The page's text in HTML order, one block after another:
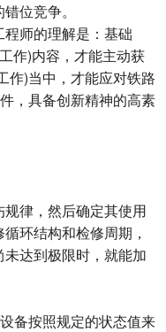
位竞争。
师的理解是：基础
作)内容，才能主动获
作)当中，才能应对铁路
，具备创新精神的高素
律，然后确定其使用
环结构和检修周期，
达到极限时，就能加
备按照规定的状态值来